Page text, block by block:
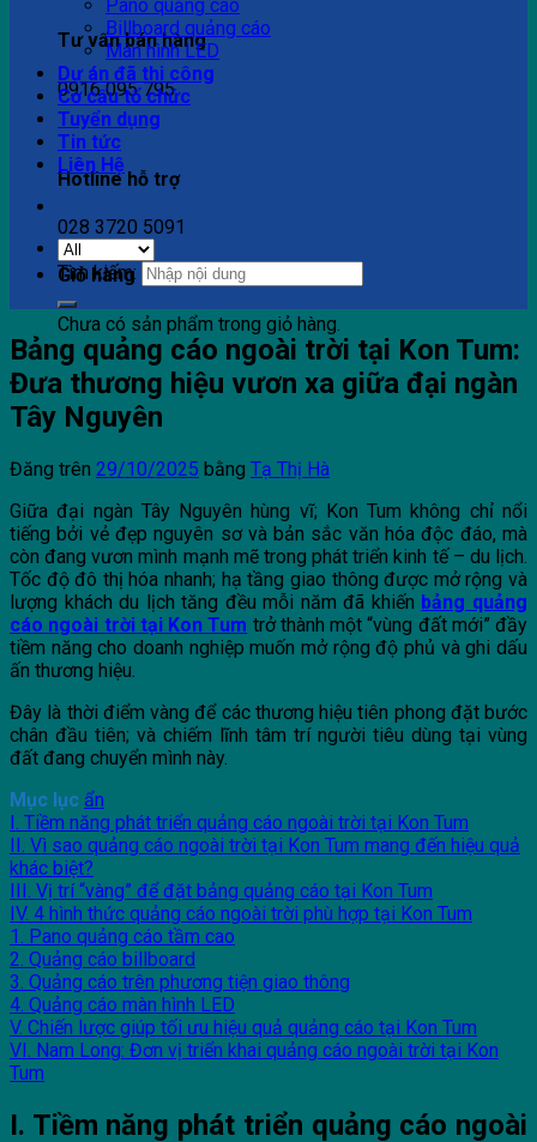
Tư vấn bán hàng
0916 095 795
Hotline hỗ trợ
028 3720 5091
Giỏ hàng
Chưa có sản phẩm trong giỏ hàng.
Pano quảng cáo
Billboard quảng cáo
Màn hình LED
Dự án đã thi công
Cơ cấu tổ chức
Tuyển dụng
Tin tức
Liên Hệ
Tìm kiếm:
Bảng quảng cáo ngoài trời tại Kon Tum:
Đưa thương hiệu vươn xa giữa đại ngàn
Tây Nguyên
Đăng trên 29/10/2025 bằng Tạ Thị Hà
Giữa đại ngàn Tây Nguyên hùng vĩ; Kon Tum không chỉ nổi
tiếng bởi vẻ đẹp nguyên sơ và bản sắc văn hóa độc đáo, mà
còn đang vươn mình mạnh mẽ trong phát triển kinh tế – du lịch.
Tốc độ đô thị hóa nhanh; hạ tầng giao thông được mở rộng và
lượng khách du lịch tăng đều mỗi năm đã khiến bảng quảng
cáo ngoài trời tại Kon Tum trở thành một “vùng đất mới” đầy
tiềm năng cho doanh nghiệp muốn mở rộng độ phủ và ghi dấu
ấn thương hiệu.
Đây là thời điểm vàng để các thương hiệu tiên phong đặt bước
chân đầu tiên; và chiếm lĩnh tâm trí người tiêu dùng tại vùng
đất đang chuyển mình này.
Mục lục ẩn
I. Tiềm năng phát triển quảng cáo ngoài trời tại Kon Tum
II. Vì sao quảng cáo ngoài trời tại Kon Tum mang đến hiệu quả
khác biệt?
III. Vị trí “vàng” để đặt bảng quảng cáo tại Kon Tum
IV. 4 hình thức quảng cáo ngoài trời phù hợp tại Kon Tum
1. Pano quảng cáo tầm cao
2. Quảng cáo billboard
3. Quảng cáo trên phương tiện giao thông
4. Quảng cáo màn hình LED
V. Chiến lược giúp tối ưu hiệu quả quảng cáo tại Kon Tum
VI. Nam Long: Đơn vị triển khai quảng cáo ngoài trời tại Kon
Tum
I. Tiềm năng phát triển quảng cáo ngoài